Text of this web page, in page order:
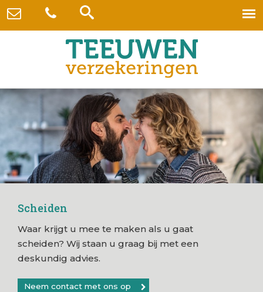
Scheiden
Waar krijgt u mee te maken als u gaat
scheiden? Wij staan u graag bij met een
deskundig advies.
Neem contact met ons op